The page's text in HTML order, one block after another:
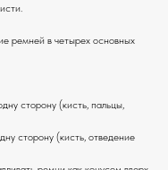
ремней в четырех основных
сторону (кисть, пальцы,
сторону (кисть, отведение